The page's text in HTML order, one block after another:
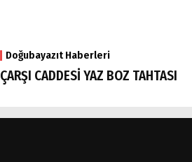
Doğubayazıt Haberleri
ÇARŞI CADDESİ YAZ BOZ TAHTASI